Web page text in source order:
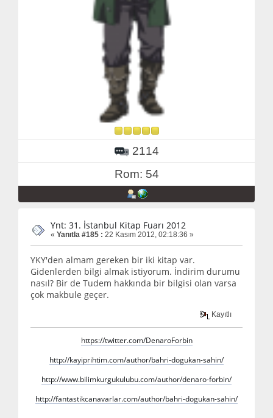
2114
Rom: 54
Ynt: 31. İstanbul Kitap Fuarı 2012
« Yanıtla #185 : 22 Kasım 2012, 02:18:36 »
YKY'den almam gereken bir iki kitap var.
Gidenlerden bilgi almak istiyorum. İndirim durumu
nasıl? Bir de Tudem hakkında bir bilgisi olan varsa
çok makbule geçer.
Kayıtlı
https://twitter.com/DenaroForbin
http://kayiprihtim.com/author/bahri-dogukan-sahin/
http://www.bilimkurgukulubu.com/author/denaro-forbin/
http://fantastikcanavarlar.com/author/bahri-dogukan-sahin/